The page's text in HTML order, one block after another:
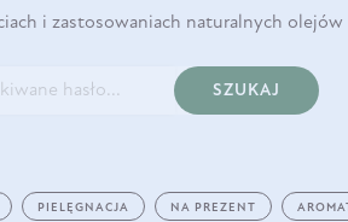
i zastosowaniach naturalnych olejów
SZUKAJ
PIELĘGNACJA NA PREZENT